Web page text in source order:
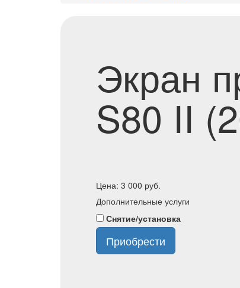
Экран
S80 II
Цена: 3 000 руб.
Дополнительные услуги
Снятие/установка
Приобрести